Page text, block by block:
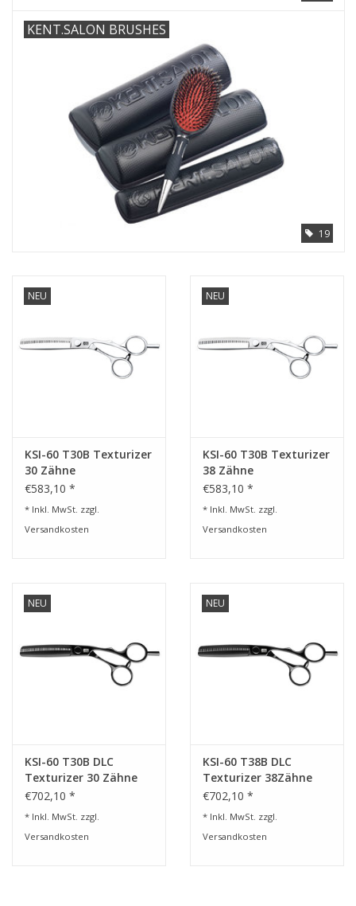
KENT.SALON BRUSHES
19
NEU
KSI-60 T30B Texturizer
30 Zähne
€583,10 *
* Inkl. MwSt. zzgl.
Versandkosten
NEU
KSI-60 T30B Texturizer
38 Zähne
€583,10 *
* Inkl. MwSt. zzgl.
Versandkosten
NEU
KSI-60 T30B DLC
Texturizer 30 Zähne
€702,10 *
* Inkl. MwSt. zzgl.
Versandkosten
NEU
KSI-60 T38B DLC
Texturizer 38Zähne
€702,10 *
* Inkl. MwSt. zzgl.
Versandkosten